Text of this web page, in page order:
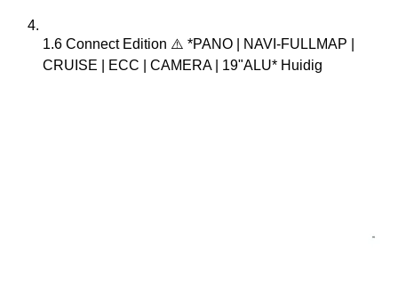
1.6 Connect Edition ⚠️ *PANO | NAVI-FULLMAP |
CRUISE | ECC | CAMERA | 19"ALU* Huidig